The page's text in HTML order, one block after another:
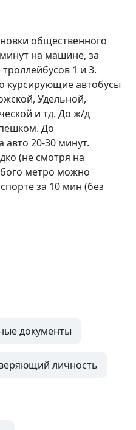
общественного
на машине, за
1 и 3.
курсирующие автобусы
Удельной,
и тд. До ж/д
До
авто 20-30 минут.
(не смотря на
метро можно
за 10 мин (без
документы
личность